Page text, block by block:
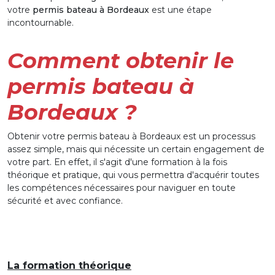
votre permis bateau à Bordeaux est une étape
incontournable.
Comment obtenir le
permis bateau à
Bordeaux ?
Obtenir votre permis bateau à Bordeaux est un processus
assez simple, mais qui nécessite un certain engagement de
votre part. En effet, il s'agit d'une formation à la fois
théorique et pratique, qui vous permettra d'acquérir toutes
les compétences nécessaires pour naviguer en toute
sécurité et avec confiance.
La formation théorique